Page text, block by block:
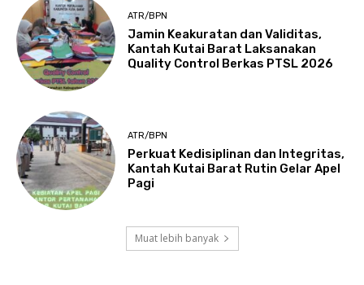
ATR/BPN
Jamin Keakuratan dan Validitas,
Kantah Kutai Barat Laksanakan
Quality Control Berkas PTSL 2026
ATR/BPN
Perkuat Kedisiplinan dan Integritas,
Kantah Kutai Barat Rutin Gelar Apel
Pagi
Muat lebih banyak